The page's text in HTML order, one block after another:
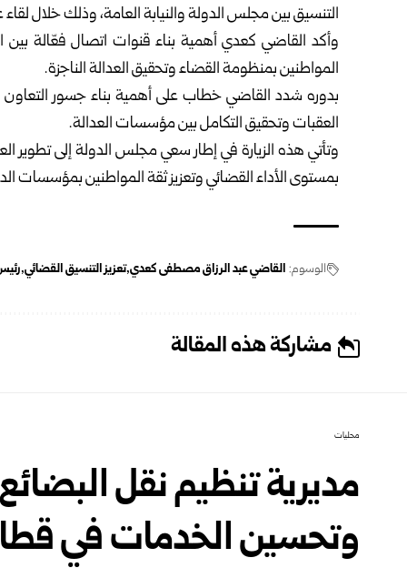
التنسيق بين مجلس الدولة والنيابة العامة، وذلك خلال
وأكد القاضي كعدي أهمية بناء قنوات اتصال فعّالة بين
المواطنين بمنظومة القضاء وتحقيق العدالة الناجزة.
بدوره شدد القاضي خطاب على أهمية بناء جسور التعاون
العقبات وتحقيق التكامل بين مؤسسات العدالة.
وتأتي هذه الزيارة في إطار سعي مجلس الدولة إلى تطوير
بمستوى الأداء القضائي وتعزيز ثقة المواطنين بمؤسسات
الوسوم: القاضي عبد الرزاق مصطفى كعدي تعزيز التنسيق القضائي
مشاركة هذه المقالة
محليات
مديرية تنظيم نقل
وتحسين الخدمات في